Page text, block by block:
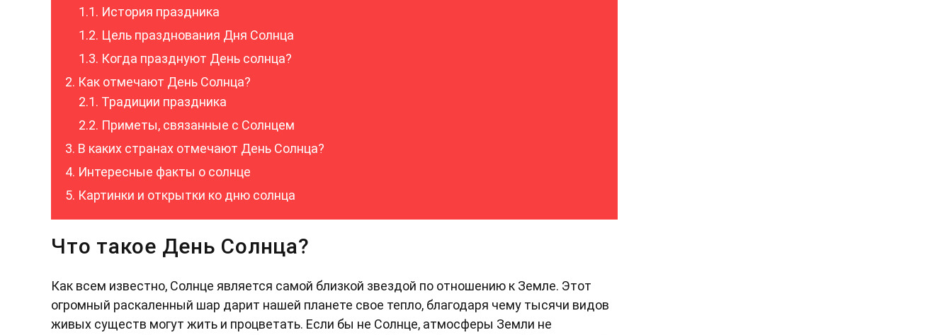
История праздника
Цель празднования Дня Солнца
Когда празднуют День солнца?
Как отмечают День Солнца?
Традиции праздника
Приметы, связанные с Солнцем
В каких странах отмечают День Солнца?
Интересные факты о солнце
Картинки и открытки ко дню солнца
Что такое День Солнца?
Как всем известно, Солнце является самой близкой звездой по отношению к Земле. Этот
огромный раскаленный шар дарит нашей планете свое тепло, благодаря чему тысячи видов
живых существ могут жить и процветать. Если бы не Солнце, атмосферы Земли не